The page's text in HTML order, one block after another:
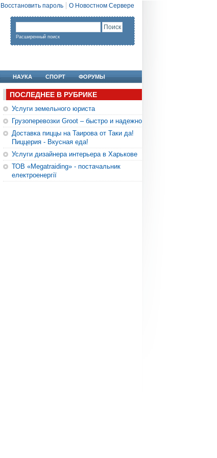
Восстановить пароль О Новостном Сервере
Расширенный поиск
НАУКА СПОРТ ФОРУМЫ
ПОСЛЕДНЕЕ В РУБРИКЕ
Услуги земельного юриста
Грузоперевозки Groot – быстро и надежно
Доставка пиццы на Таирова от Таки да!
Пиццерия - Вкусная еда!
Услуги дизайнера интерьера в Харькове
ТОВ «Megatraiding» - постачальник
електроенергії